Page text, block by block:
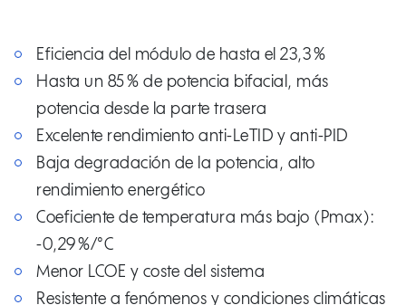
Eficiencia del módulo de hasta el 23,3 %
Hasta un 85 % de potencia bifacial, más
potencia desde la parte trasera
Excelente rendimiento anti-LeTID y anti-PID
Baja degradación de la potencia, alto
rendimiento energético
Coeficiente de temperatura más bajo (Pmax):
-0,29 %/°C
Menor LCOE y coste del sistema
Resistente a fenómenos y condiciones climáticas